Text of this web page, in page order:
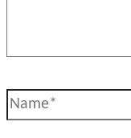
Name*